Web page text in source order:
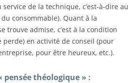
de la technique, c’est-à-dire au
consommable). Quant à la
trouve admise, c’est à la condition
perde) en activité de conseil (pour
pour être heureux, etc.).
pensée théologique » :